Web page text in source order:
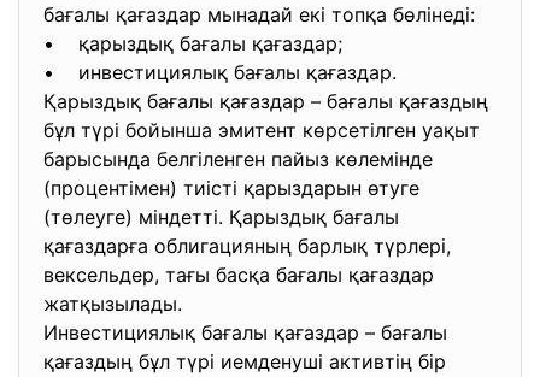
бағалы қағаздар мынадай екі топқа бөлінеді:
• қарыздық бағалы қағаздар;
• инвестициялық бағалы қағаздар.
Қарыздық бағалы қағаздар – бағалы қағаздың
бұл түрі бойынша эмитент көрсетілген уақыт
барысында белгіленген пайыз көлемінде
(процентімен) тиісті қарыздарын өтуге
(төлеуге) міндетті. Қарыздық бағалы
қағаздарға облигацияның барлық түрлері,
вексельдер, тағы басқа бағалы қағаздар
жатқызылады.
Инвестициялық бағалы қағаздар – бағалы
қағаздың бұл түрі иемденуші активтің бір